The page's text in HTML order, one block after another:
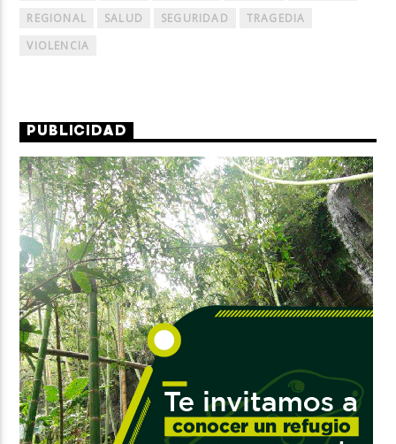
REGIONAL
SALUD SEGURIDAD
TRAGEDIA
VIOLENCIA
PUBLICIDAD